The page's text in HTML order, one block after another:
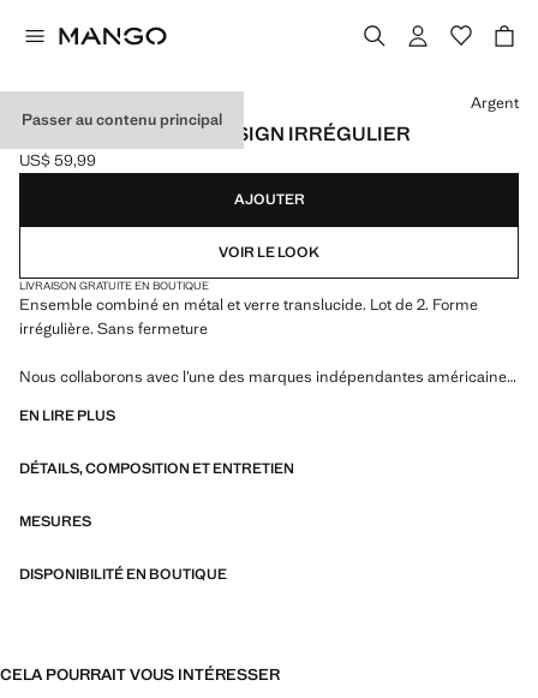
Passer au contenu principal
LOT DE BAGUES AU DESIGN IRRÉGULIER
Prix actuel [US$ 59,99 ]
US$ 59,99
Choisissez une couleur
Argent
AJOUTER
VOIR LE LOOK
LIVRAISON GRATUITE EN BOUTIQUE
Ensemble combiné en métal et verre translucide. Lot de 2. Forme
irrégulière. Sans fermeture
Nous collaborons avec l’une des marques indépendantes américaines
audacieuse, où praticité et esthétique coexistent en parfait équilibre.
marquées par le layering et une approche conceptuelle, qui célèbrent
lors d’occasions plus spéciales
EN LIRE PLUS
DÉTAILS, COMPOSITION ET ENTRETIEN
MESURES
DISPONIBILITÉ EN BOUTIQUE
CELA POURRAIT VOUS INTÉRESSER